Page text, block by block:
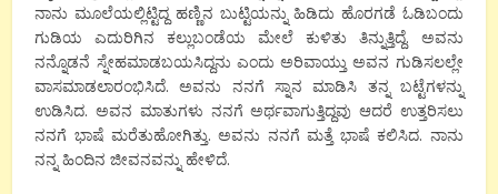
ನಾನು ಮೂಲೆಯಲ್ಲಿಟ್ಟಿದ್ದ ಹಣ್ಣಿನ ಬುಟ್ಟಿಯನ್ನು ಹಿಡಿದು ಹೊರಗಡೆ ಓಡಿಬಂದು
ಗುಡಿಯ ಎದುರಿಗಿನ ಕಲ್ಲುಬಂಡೆಯ ಮೇಲೆ ಕುಳಿತು ತಿನ್ನುತ್ತಿದ್ದೆ. ಅವನು
ನನ್ನೊಡನೆ ಸ್ನೇಹಮಾಡಬಯಸಿದ್ದನು ಎಂದು ಅರಿವಾಯ್ತು ಅವನ ಗುಡಿಸಲಲ್ಲೇ
ವಾಸಮಾಡಲಾರಂಭಿಸಿದೆ. ಅವನು ನನಗೆ ಸ್ನಾನ ಮಾಡಿಸಿ ತನ್ನ ಬಟ್ಟೆಗಳನ್ನು
ಉಡಿಸಿದ. ಅವನ ಮಾತುಗಳು ನನಗೆ ಅರ್ಥವಾಗುತ್ತಿದ್ದವು ಆದರೆ ಉತ್ತರಿಸಲು
ನನಗೆ ಭಾಷೆ ಮರೆತುಹೋಗಿತ್ತು. ಅವನು ನನಗೆ ಮತ್ತೆ ಭಾಷೆ ಕಲಿಸಿದ. ನಾನು
ನನ್ನ ಹಿಂದಿನ ಜೀವನವನ್ನು ಹೇಳಿದೆ.